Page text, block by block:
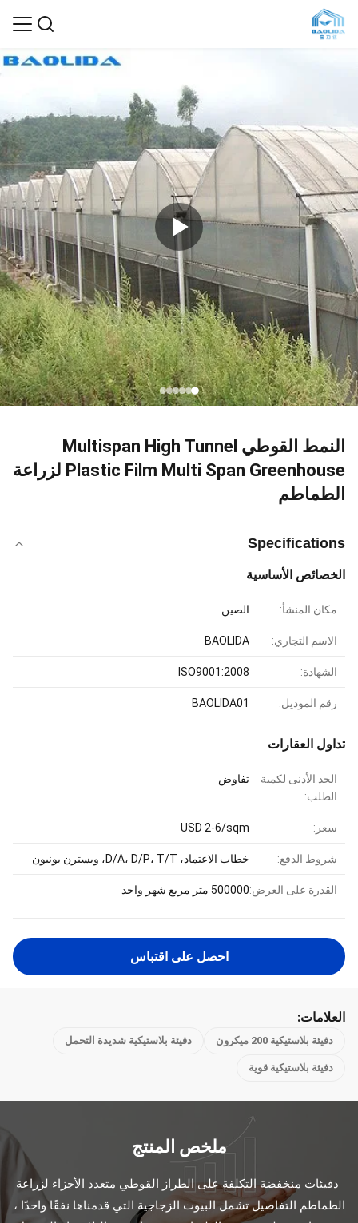
النمط القوطي Multispan High Tunnel
Plastic Film Multi Span Greenhouse لزراعة
الطماطم
Specifications
الخصائص الأساسية
مكان المنشأ: الصين
الاسم التجاري: BAOLIDA
الشهادة: ISO9001:2008
رقم الموديل: BAOLIDA01
تداول العقارات
الحد الأدنى لكمية
الطلب:
تفاوض
سعر: USD 2-6/sqm
شروط الدفع: خطاب الاعتماد، D/A، D/P، T/T، ويسترن يونيون
القدرة على العرض:500000 متر مربع شهر واحد
احصل على اقتباس
العلامات:
دفيئة بلاستيكية 200 ميكرون دفيئة بلاستيكية شديدة التحمل
دفيئة بلاستيكية قوية
ملخص المنتج